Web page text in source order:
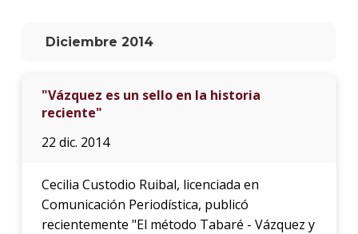
Diciembre 2014
"Vázquez es un sello en la historia
reciente"
22 dic. 2014
Cecilia Custodio Ruibal, licenciada en
Comunicación Periodística, publicó
recientemente "El método Tabaré - Vázquez y